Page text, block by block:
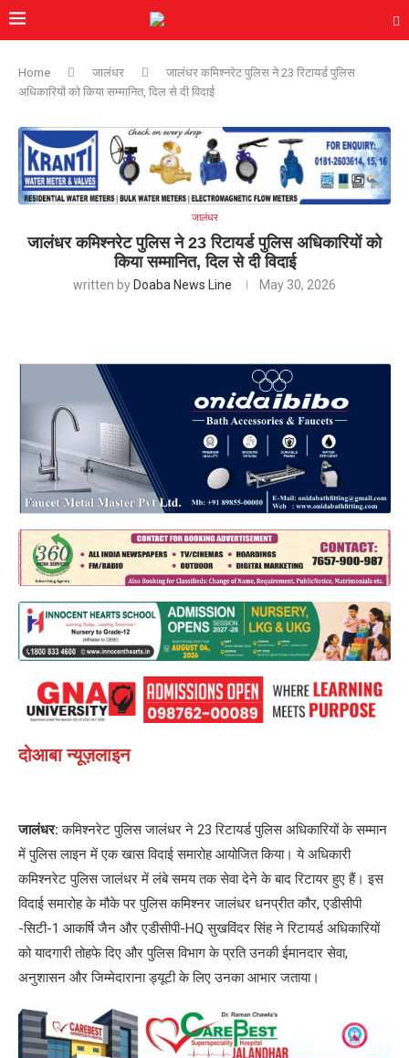
Home जालंधर
जालंधर कमिश्नरेट पुलिस ने 23 रिटायर्ड पुलिस
अधिकारियों को किया सम्मानित, दिल से दी विदाई
जालंधर
जालंधर कमिश्नरेट पुलिस ने 23 रिटायर्ड पुलिस अधिकारियों को
किया सम्मानित, दिल से दी विदाई
written by Doaba News Line May 30, 2026
दोआबा न्यूज़लाइन
जालंधर:कमिश्नरेट पुलिस जालंधर ने 23 रिटायर्ड पुलिस अधिकारियों के सम्मान
में पुलिस लाइन में एक खास विदाई समारोह आयोजित किया। ये अधिकारी
कमिश्नरेट पुलिस जालंधर में लंबे समय तक सेवा देने के बाद रिटायर हुए हैं। इस
विदाई समारोह के मौके पर पुलिस कमिश्नर जालंधर धनप्रीत कौर, एडीसीपी
-सिटी-1 आकर्षि जैन और एडीसीपी-HQ सुखविंदर सिंह ने रिटायर्ड अधिकारियों
को यादगारी तोहफे दिए और पुलिस विभाग के प्रति उनकी ईमानदार सेवा,
अनुशासन और जिम्मेदाराना ड्यूटी के लिए उनका आभार जताया।